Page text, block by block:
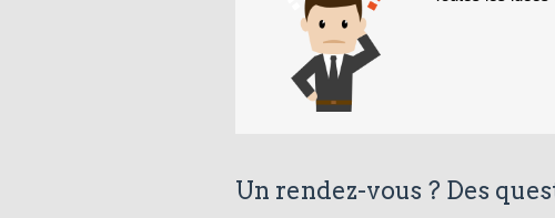
Un rendez-vous ? Des